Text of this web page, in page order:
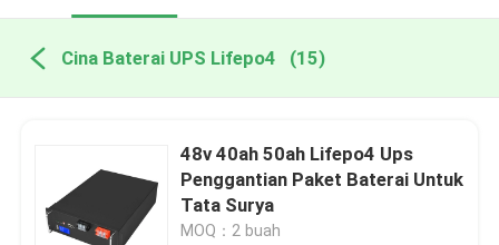
Cina Baterai UPS Lifepo4 (15)
48v 40ah 50ah Lifepo4 Ups
Penggantian Paket Baterai Untuk
Tata Surya
MOQ：2 buah